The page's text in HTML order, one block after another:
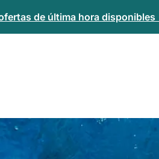
de última hora